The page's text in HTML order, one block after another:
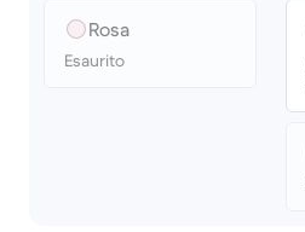
Rosa
Esaurito